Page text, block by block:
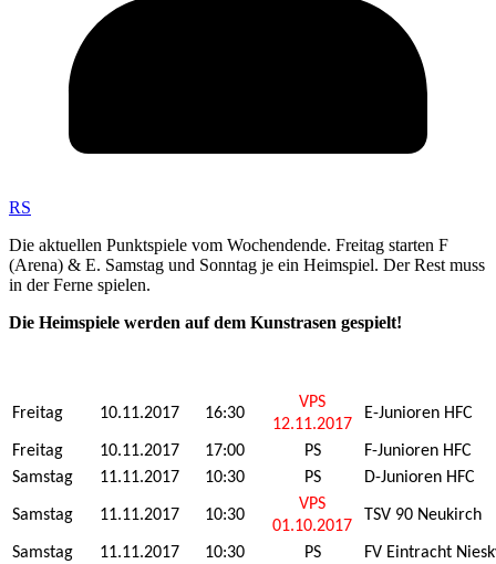
RS
Die aktuellen Punktspiele vom Wochendende. Freitag starten F
(Arena) & E. Samstag und Sonntag je ein Heimspiel. Der Rest muss
in der Ferne spielen.
Die Heimspiele werden auf dem Kunstrasen gespielt!
Freitag 10.11.2017 16:30
VPS
12.11.2017
E-Junioren HFC
Freitag 10.11.2017 17:00 PS
F-Junioren HFC
Samstag
11.11.2017 10:30 PS D-Junioren HFC
Samstag 11.11.2017 10:30
VPS
01.10.2017
TSV 90 Neukirch
Samstag 11.11.2017 10:30 PS
FV Eintracht